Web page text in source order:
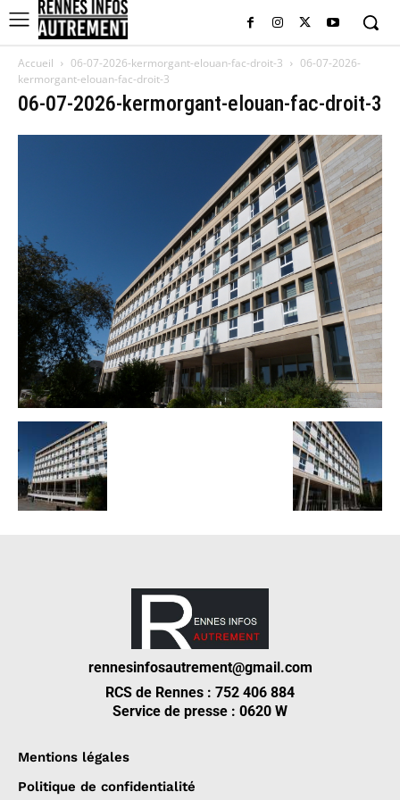
Accueil 06-07-2026-kermorgant-elouan-fac-droit-3
06-07-2026-
kermorgant-elouan-fac-droit-3
06-07-2026-kermorgant-elouan-fac-droit-3
rennesinfosautrement@gmail.com
RCS de Rennes : 752 406 884
Service de presse : 0620 W
Mentions légales
Politique de confidentialité